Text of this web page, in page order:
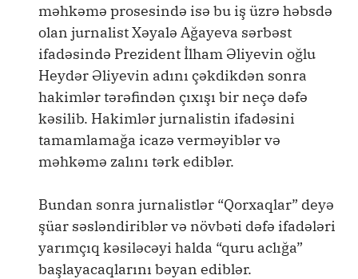
məhkəmə prosesində isə bu iş üzrə həbsdə
olan jurnalist Xəyalə Ağayeva sərbəst
ifadəsində Prezident İlham Əliyevin oğlu
Heydər Əliyevin adını çəkdikdən sonra
hakimlər tərəfindən çıxışı bir neçə dəfə
kəsilib. Hakimlər jurnalistin ifadəsini
tamamlamağa icazə verməyiblər və
məhkəmə zalını tərk ediblər.
Bundan sonra jurnalistlər “Qorxaqlar” deyə
şüar səsləndiriblər və növbəti dəfə ifadələri
yarımçıq kəsiləcəyi halda “quru aclığa”
başlayacaqlarını bəyan ediblər.